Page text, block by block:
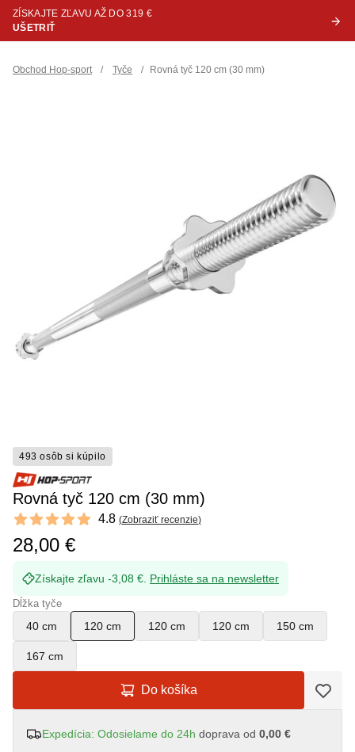
ZÍSKAJTE ZĽAVU AŽ DO 319 €
UŠETRIŤ
Obchod Hop-sport / Tyče / Rovná tyč 120 cm (30 mm)
493 osôb si kúpilo
Rovná tyč 120 cm (30 mm)
Reviews
4.8 out of 5 stars 4.8 (Zobraziť recenzie)
28,00 €
Získajte zľavu -3,08 €. Prihláste sa na newsletter
Dĺžka tyče
40 cm 120 cm 120 cm 120 cm 150 cm
167 cm
Do košíka
Expedícia: Odosielame do 24h doprava od 0,00 €